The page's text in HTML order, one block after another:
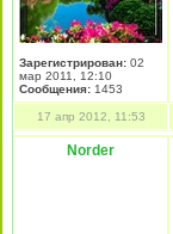
Зарегистрирован: 02
мар 2011, 12:10
Сообщения: 1453
17 апр 2012, 11:53
Norder